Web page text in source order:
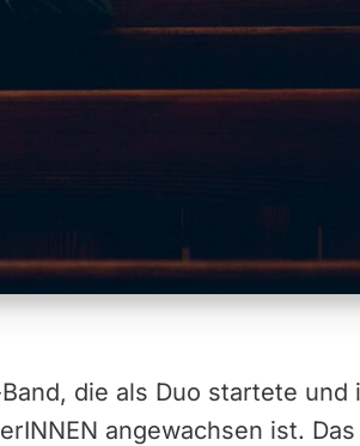
die als Duo startete und
angewachsen ist.